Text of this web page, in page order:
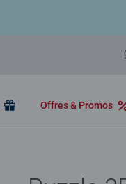
Offres & Promos